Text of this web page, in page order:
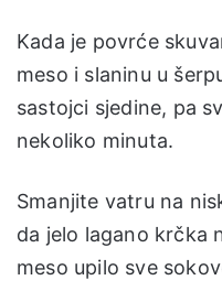
Kada je povrće
meso i slaninu u
sastojci sjedine, pa
nekoliko minuta.
Smanjite vatru na
da jelo lagano krčka
meso upilo sve